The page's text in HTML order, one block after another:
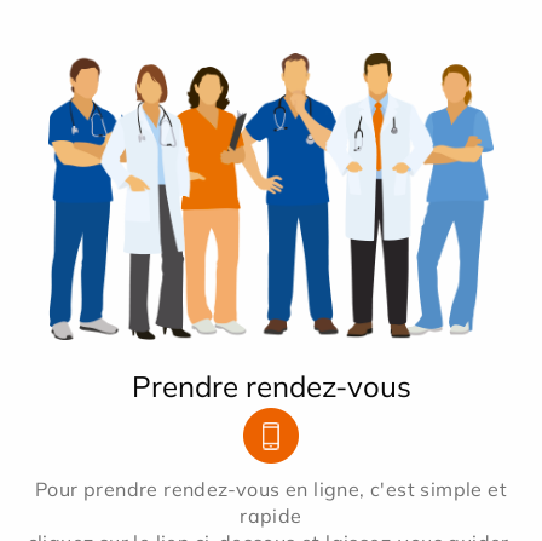
Prendre rendez-vous
Pour prendre rendez-vous en ligne, c'est simple et
rapide